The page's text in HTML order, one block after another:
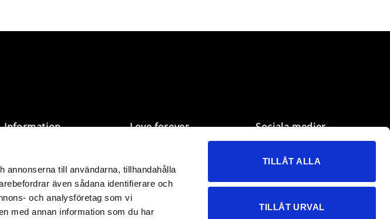
annonserna till användarna, tillhandahålla
även sådana identifierare och
och analysföretag som vi
med annan information som du har
TILLÅT ALLA
TILLÅT URVAL
Information
Integritetspolicy
Storleksguide & Tvättråd
Butik Öppettider
Love forever
Önskelistan
Kundservice
B2B
Sociala medier
Instagram
TikTok